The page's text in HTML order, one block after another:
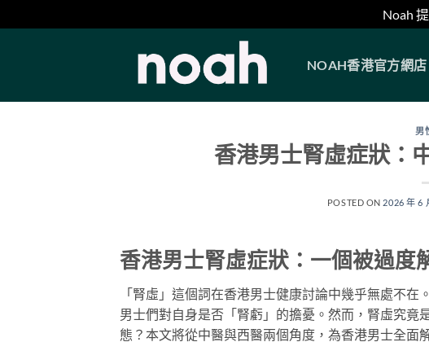
Noah
NOAH香港官方網店
男
香港男士腎虛症狀：
POSTED ON 2026 年 6
香港男士腎虛症狀：一個被過度
「腎虛」這個詞在香港男士健康討論中幾乎無處不
男士們對自身是否「腎虧」的擔憂。然而，腎虛究
態？本文將從中醫與西醫兩個角度，為香港男士全面